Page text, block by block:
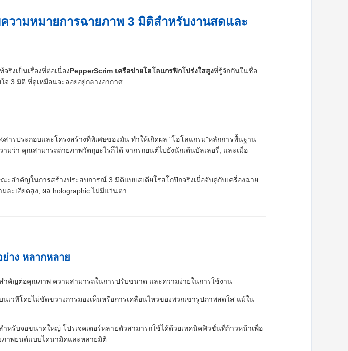
วามหมายการฉายภาพ 3 มิติสําหรับงานสดและ
งเป็นเรื่องที่ต่อเนื่องPepperScrim เครือข่ายโฮโลแกรฟิกโปร่งใสสูงที่รู้จักกันในชื่อ
จ 3 มิติ ที่ดูเหมือนจะลอยอยู่กลางอากาศ
ารประกอบและโครงสร้างที่พิเศษของมัน ทําให้เกิดผล "โฮโลแกรม"หลักการพื้นฐาน
ว่า คุณสามารถถ่ายภาพวัตถุอะไรก็ได้ จากรถยนต์ไปยังนักเต้นบัลเลอรี่, และเมื่อ
สําคัญในการสร้างประสบการณ์ 3 มิติแบบสเตียโรสโกปิกจริงเมื่อจับคู่กับเครื่องฉาย
ะเอียดสูง, ผล holographic ไม่มีแว่นตา.
าง หลากหลาย
าคัญต่อคุณภาพ ความสามารถในการปรับขนาด และความง่ายในการใช้งาน
เวทีโดยไม่ขัดขวางการมองเห็นหรือการเคลื่อนไหวของพวกเขารูปภาพสดใส แม้ใน
าหรับจอขนาดใหญ่ โปรเจคเตอร์หลายตัวสามารถใช้ได้ด้วยเทคนิคฟิวชั่นที่ก้าวหน้าเพื่อ
งภาพยนต์แบบไดนามิคและหลายมิติ